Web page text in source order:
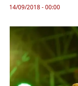
14/09/2018 - 00:00